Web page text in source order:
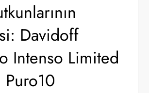
Davidoff
Intenso Limited